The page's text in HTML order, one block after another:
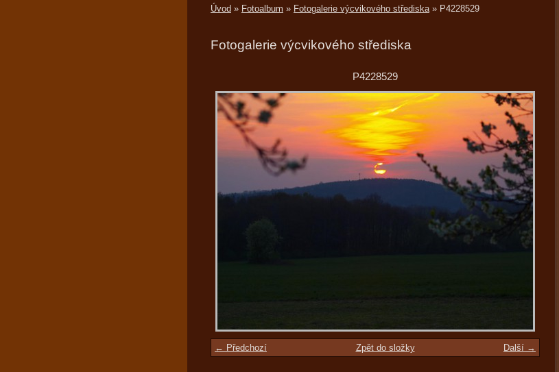
Úvod » Fotoalbum » Fotogalerie výcvikového střediska» P4228529
Fotogalerie výcvikového střediska
P4228529
← Předchozí Další →
Zpět do složky